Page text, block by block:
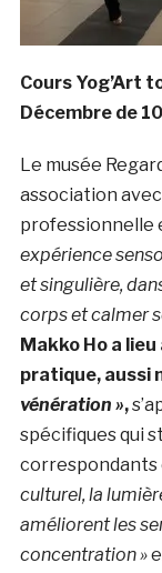
Cours Yog’Art
Décembre de
Le musée
association
professionnelle
expérience
et singulière,
corps et calmer
Makko Ho a
pratique, aussi
vénération »,
spécifiques qui
correspondants
culturel, la
améliorent les
concentration »